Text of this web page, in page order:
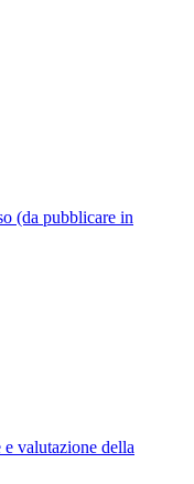
(da pubblicare in
valutazione della